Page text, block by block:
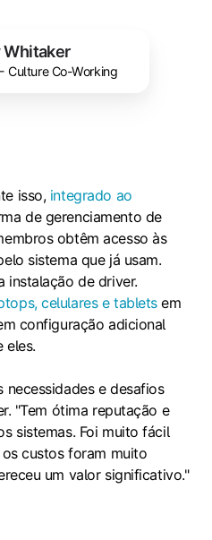
Whitaker
Culture Co-Working
isso, integrado ao
de gerenciamento de
obtêm acesso às
sistema que já usam.
instalação de driver.
celulares e tabletsem
configuração adicional
eles.
necessidades e desafios
"Tem ótima reputação e
sistemas. Foi muito fácil
custos foram muito
um valor significativo."